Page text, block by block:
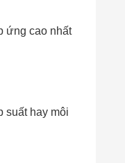
ứng cao nhất
suất hay môi